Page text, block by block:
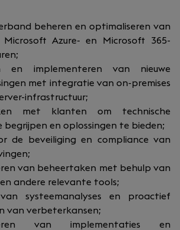
beheren en optimaliseren van
Microsoft Azure- en Microsoft 365-
en implementeren van nieuwe
met integratie van on-premises
infrastructuur;
met klanten om technische
begrijpen en oplossingen te bieden;
de beveiliging en compliance van
van beheertaken met behulp van
en andere relevante tools;
systeemanalyses en proactief
van verbeterkansen;
van implementaties en